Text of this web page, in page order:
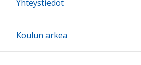
Yhteystiedot
Koulun arkea